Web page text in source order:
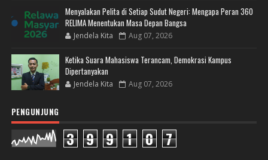
Menyalakan Pelita di Setiap Sudut Negeri: Mengapa Peran 360
RELIMA Menentukan Masa Depan Bangsa
Jendela Kita Aug 07, 2026
Ketika Suara Mahasiswa Terancam, Demokrasi Kampus
Dipertanyakan
Jendela Kita Aug 07, 2026
PENGUNJUNG
3 9 9 1 0 7